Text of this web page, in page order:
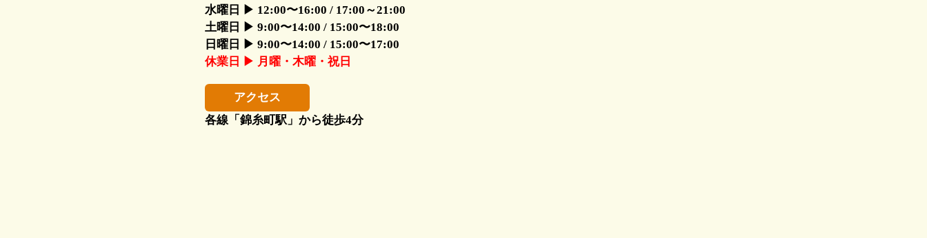
水曜日 ▶ 12:00〜16:00 / 17:00～21:00
土曜日 ▶ 9:00〜14:00 / 15:00〜18:00
日曜日 ▶ 9:00〜14:00 / 15:00〜17:00
休業日 ▶ 月曜・木曜・祝日
アクセス
各線「錦糸町駅」から徒歩4分